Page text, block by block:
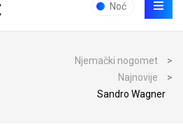
Noć
Njemački nogomet
>
Najnovije
>
Sandro Wagner